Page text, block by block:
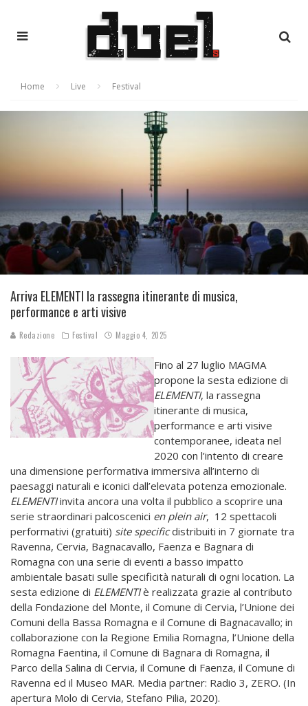
Home Live Festival
Arriva ELEMENTI la rassegna itinerante di musica,
performance e arti visive
Redazione Festival Maggio 4, 2025
Fino al 27 luglio MAGMA
propone la sesta edizione di
ELEMENTI, la rassegna
itinerante di musica,
performance e arti visive
contemporanee, ideata nel
2020 con l’intento di creare
una dimensione performativa immersiva all’interno di
paesaggi naturali e iconici dall’elevata potenza emozionale.
ELEMENTIinvita ancora una volta il pubblico a scoprire una
serie straordinari palcoscenici en plein air, 12 spettacoli
performativi (gratuiti) site specificdistribuiti in 7 giornate tra
Ravenna, Cervia, Bagnacavallo, Faenza e Bagnara di
Romagna con una serie di eventi a basso impatto
ambientale basati sulle specificità naturali di ogni location. La
sesta edizione di ELEMENTIè realizzata grazie al contributo
della Fondazione del Monte, il Comune di Cervia, l’Unione dei
Comuni della Bassa Romagna e il Comune di Bagnacavallo; in
collaborazione con la Regione Emilia Romagna, l’Unione della
Romagna Faentina, il Comune di Bagnara di Romagna, il
Parco della Salina di Cervia, il Comune di Faenza, il Comune di
Ravenna ed il Museo MAR. Media partner: Radio 3, ZERO. (In
apertura Molo di Cervia, Stefano Pilia, 2020).